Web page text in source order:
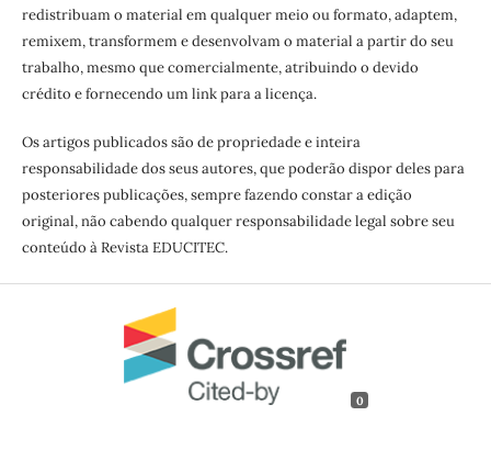
redistribuam o material em qualquer meio ou formato, adaptem,
remixem, transformem e desenvolvam o material a partir do seu
trabalho, mesmo que comercialmente, atribuindo o devido
crédito e fornecendo um link para a licença.
Os artigos publicados são de propriedade e inteira
responsabilidade dos seus autores, que poderão dispor deles para
posteriores publicações, sempre fazendo constar a edição
original, não cabendo qualquer responsabilidade legal sobre seu
conteúdo à Revista EDUCITEC.
0